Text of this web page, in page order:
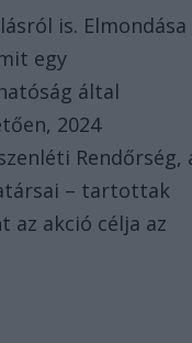
is. Elmondása
egy
által
2024
Rendőrség,
– tartottak
az akció célja az